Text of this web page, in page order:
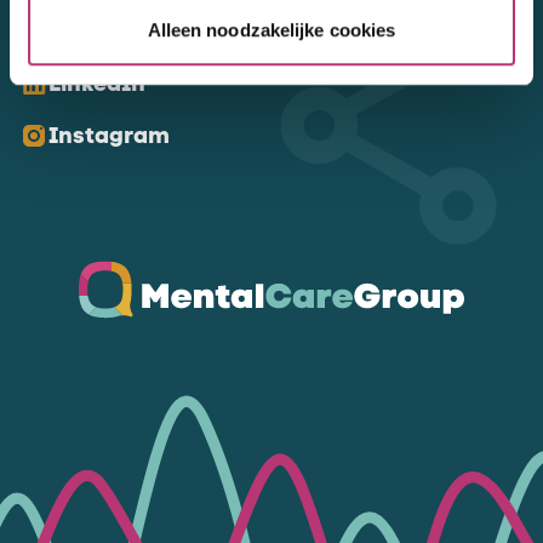
Alleen noodzakelijke cookies
Kom ons volgen
LinkedIn
Instagram